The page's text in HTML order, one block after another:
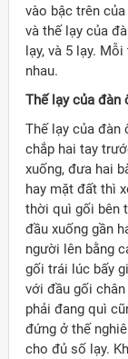
vào bậc trên
và thế lạy của
lạy, và 5 lạy.
nhau.
Thế lạy của đàn
Thế lạy của đàn
chắp hai tay
xuống, đưa hai
hay mặt đất thì
thời quì gối bên
đầu xuống gần
người lên bằng
gối trái lúc bấy
với đầu gối
phải đang quì
đứng ở thế
cho đủ số lạy.